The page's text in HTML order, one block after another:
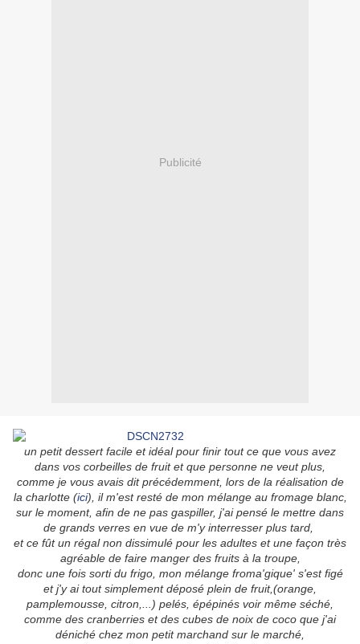
Publicité
un petit dessert facile et idéal pour finir tout ce que vous avez
dans vos corbeilles de fruit et que personne ne veut plus,
comme je vous avais dit précédemment, lors de la réalisation de
la charlotte (ici), il m'est resté de mon mélange au fromage blanc,
sur le moment, afin de ne pas gaspiller, j'ai pensé le mettre dans
de grands verres en vue de m'y interresser plus tard,
et ce fût un régal non dissimulé pour les adultes et une façon très
agréable de faire manger des fruits à la troupe,
donc une fois sorti du frigo, mon mélange froma'gique' s'est figé
et j'y ai tout simplement déposé plein de fruit,(orange,
pamplemousse, citron,...) pelés, épépinés voir même séché,
comme des cranberries et des cubes de noix de coco que j'ai
déniché chez mon petit marchand sur le marché,